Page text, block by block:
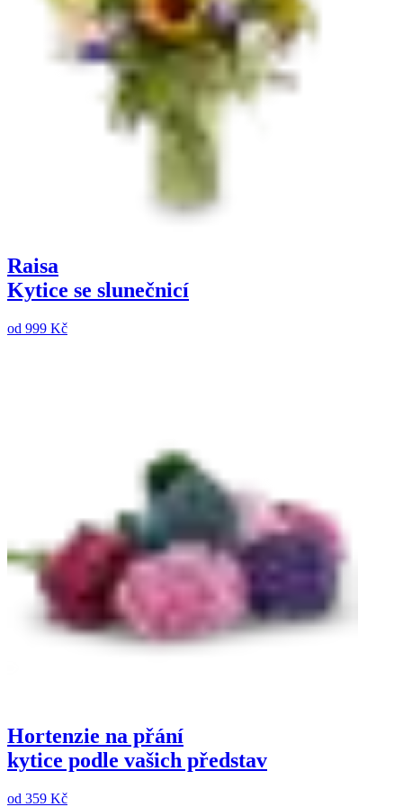
Raisa
Kytice se slunečnicí
od 999 Kč
Hortenzie na přání
kytice podle vašich představ
od 359 Kč